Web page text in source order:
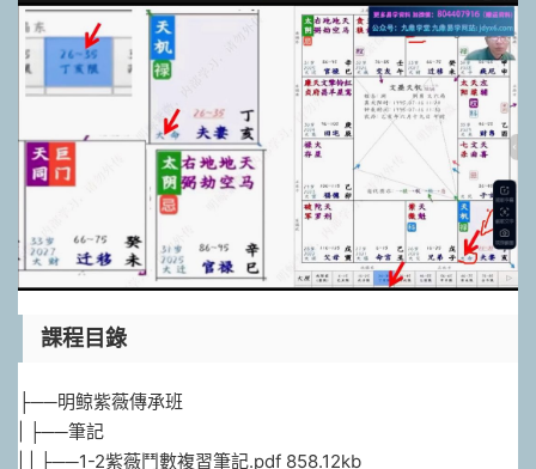
課程目錄
├──明鲸紫薇傳承班
| ├──筆記
| | ├──1-2紫薇鬥數複習筆記.pdf 858.12kb